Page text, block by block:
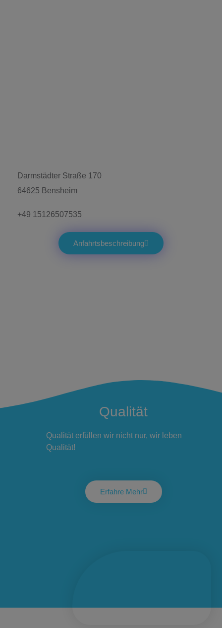
Darmstädter Straße 170
64625 Bensheim
+49 15126507535
Anfahrtsbeschreibung
Qualität
Qualität erfüllen wir nicht nur, wir leben
Qualität!
Erfahre Mehr